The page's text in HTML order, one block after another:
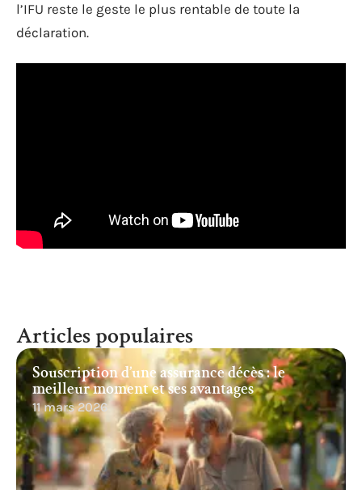
l’IFU reste le geste le plus rentable de toute la
déclaration.
Articles populaires
Souscription d’une assurance décès : le
meilleur moment et ses avantages
11 mars 2026